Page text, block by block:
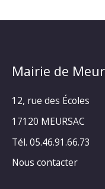
Mairie de
12, rue des Écoles
17120 MEURSAC
Tél. 05.46.91.66.73
Nous contacter